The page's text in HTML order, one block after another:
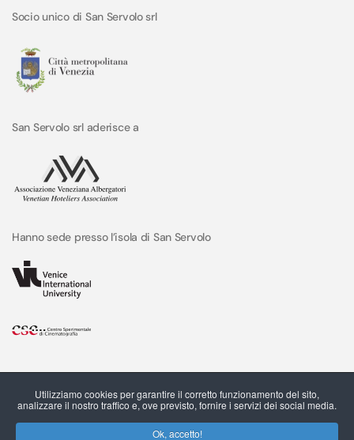
Utilizziamo cookies per garantire il corretto funzionamento del sito,
analizzare il nostro traffico e, ove previsto, fornire i servizi dei social media.
Ok, accetto!
Socio unico di San Servolo srl
San Servolo srl aderisce a
Hanno sede presso l’isola di San Servolo